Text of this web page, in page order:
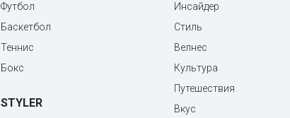
Футбол
Баскетбол
Теннис
Бокс
STYLER
Инсайдер
Стиль
Велнес
Культура
Путешествия
Вкус